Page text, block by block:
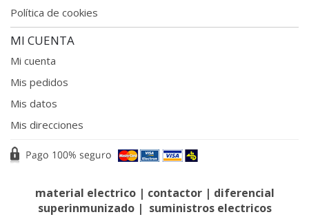
Política de cookies
MI CUENTA
Mi cuenta
Mis pedidos
Mis datos
Mis direcciones
material electrico| contactor| diferencial
superinmunizado| suministros electricos